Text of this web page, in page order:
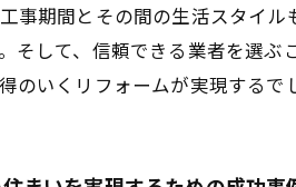
事期間とその間の生活スタイ
そして、信頼できる業者を選
のいくリフォームが実現するで